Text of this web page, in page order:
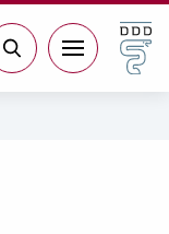
Søg